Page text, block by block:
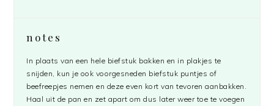
notes
In plaats van een hele biefstuk bakken en in plakjes te
snijden, kun je ook voorgesneden biefstuk puntjes of
beefreepjes nemen en deze even kort van tevoren aanbakken.
Haal uit de pan en zet apart om dus later weer toe te voegen